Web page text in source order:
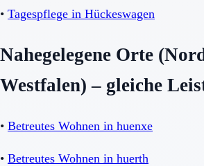
• Tagespflege in Hückeswagen
Nahegelegene Orte
Westfalen) – gleiche
• Betreutes Wohnen in huenxe
• Betreutes Wohnen in huerth